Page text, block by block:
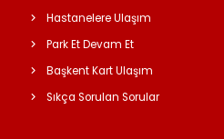
Hastanelere Ulaşım
Park Et Devam Et
Başkent Kart Ulaşım
Sıkça Sorulan Sorular